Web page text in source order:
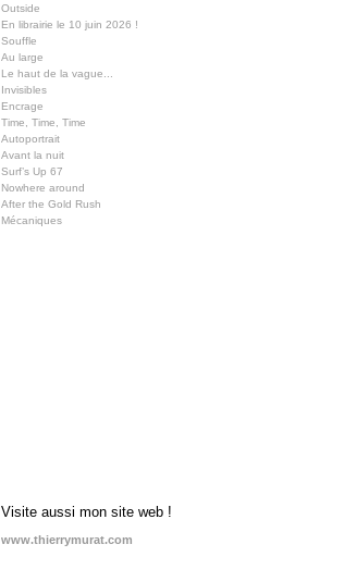
Outside
En librairie le 10 juin 2026 !
Souffle
Au large
Le haut de la vague...
Invisibles
Encrage
Time, Time, Time
Autoportrait
Avant la nuit
Surf’s Up 67
Nowhere around
After the Gold Rush
Mécaniques
Visite aussi mon site web !
www.thierrymurat.com